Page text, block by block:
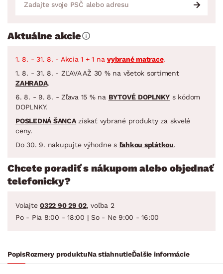
Aktuálne akcie
1. 8. - 31. 8. - Akcia 1 + 1 na vybrané matrace.
1. 8. - 31. 8. - ZĽAVA AŽ 30 % na všetok sortiment
ZAHRADA.
6. 8. - 9. 8. - Zľava 15 % na BYTOVÉ DOPLNKY s kódom
DOPLNKY.
POSLEDNÁ ŠANCAzískať vybrané produkty za skvelé
ceny.
Do 30. 9. nakupujte výhodne s ľahkou splátkou.
Chcete poradiť s nákupom alebo objednať
telefonicky?
Volajte 0322 90 29 02, voľba 2
Po - Pia 8:00 - 18:00 | So - Ne 9:00 - 16:00
PopisRozmery produktuNa stiahnutieĎalšie informácie